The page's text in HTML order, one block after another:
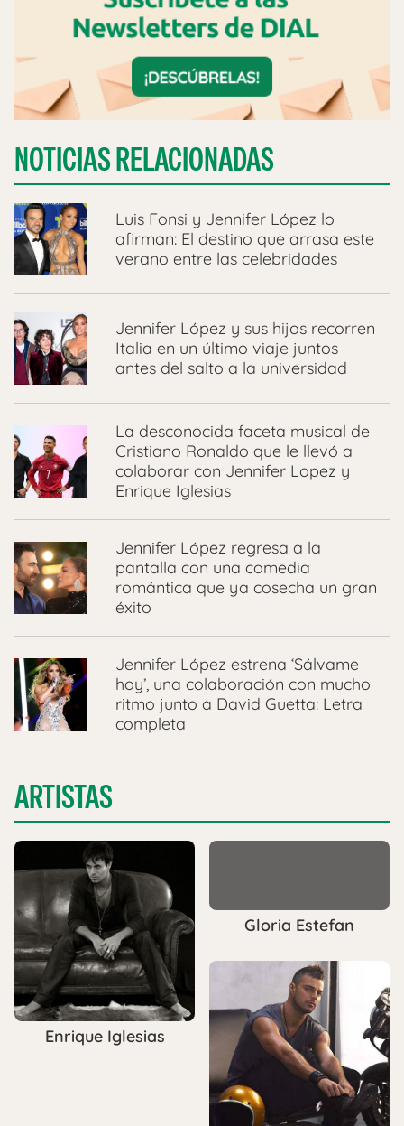
NOTICIAS RELACIONADAS
Luis Fonsi y Jennifer López lo
afirman: El destino que arrasa este
verano entre las celebridades
Jennifer López y sus hijos recorren
Italia en un último viaje juntos
antes del salto a la universidad
La desconocida faceta musical de
Cristiano Ronaldo que le llevó a
colaborar con Jennifer Lopez y
Enrique Iglesias
Jennifer López regresa a la
pantalla con una comedia
romántica que ya cosecha un gran
éxito
Jennifer López estrena ‘Sálvame
hoy’, una colaboración con mucho
ritmo junto a David Guetta: Letra
completa
ARTISTAS
Enrique Iglesias
Gloria Estefan